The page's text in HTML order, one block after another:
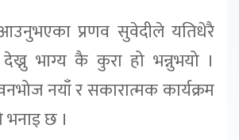
प्रणव सुवेदीले यतिधेरै
भाग्य कै कुरा हो भन्नुभयो ।
नयाँ र सकारात्मक कार्यक्रम
छ ।